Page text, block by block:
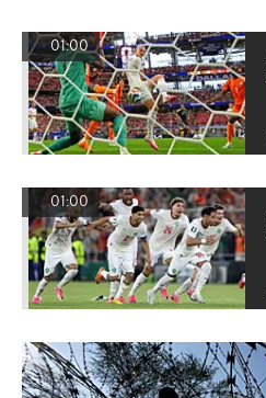
01:00
01:00